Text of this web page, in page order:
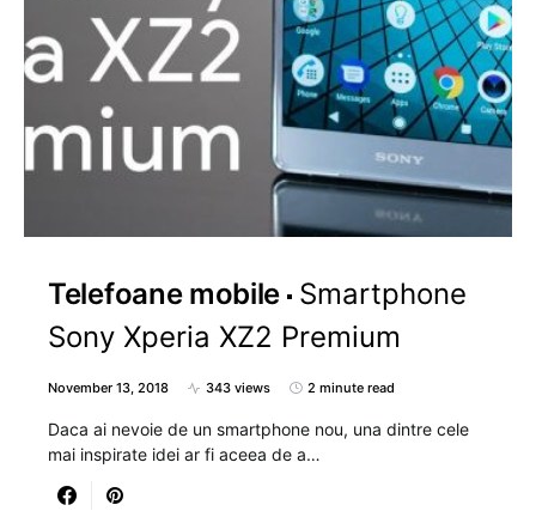
Telefoane mobile Smartphone
Sony Xperia XZ2 Premium
November 13, 2018 343 views 2 minute read
Daca ai nevoie de un smartphone nou, una dintre cele
mai inspirate idei ar fi aceea de a…